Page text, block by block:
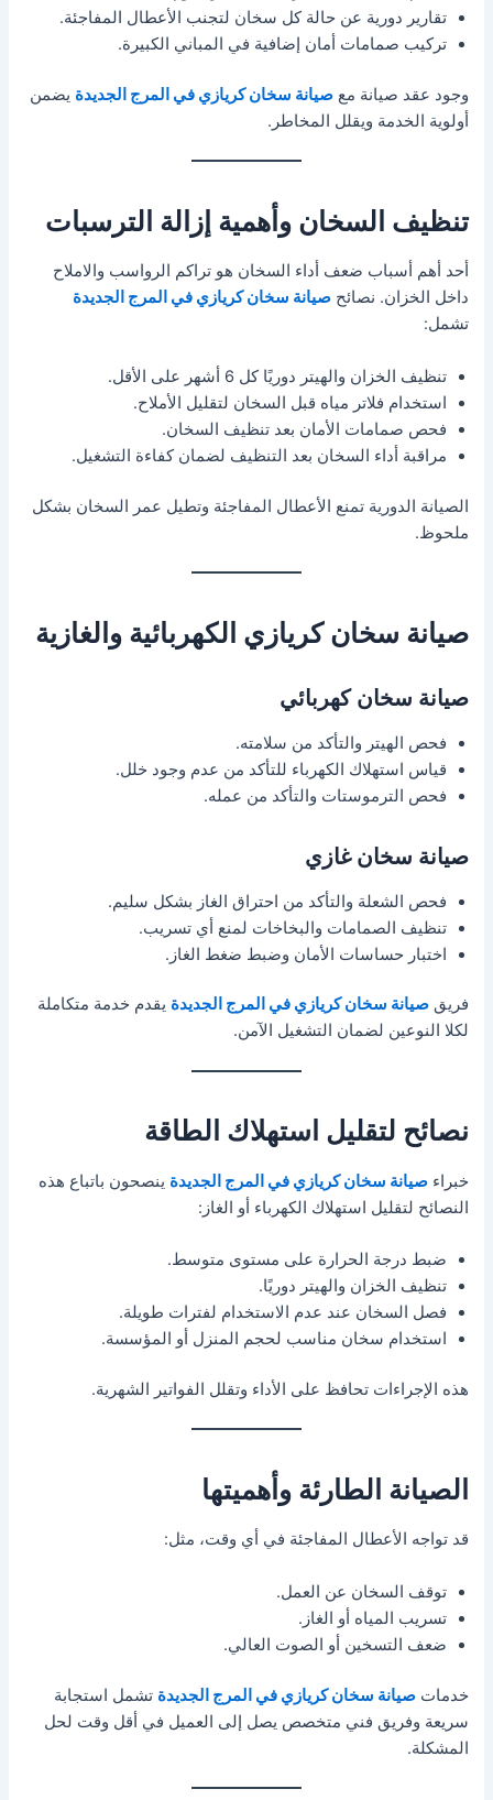
تقارير دورية عن حالة كل سخان لتجنب الأعطال المفاجئة.
تركيب صمامات أمان إضافية في المباني الكبيرة.
وجود عقد صيانة معصيانة سخان كريازي في المرج الجديدة يضمن
أولوية الخدمة ويقلل المخاطر.
تنظيف السخان وأهمية إزالة الترسبات
أحد أهم أسباب ضعف أداء السخان هو تراكم الرواسب والاملاح
داخل الخزان. نصائحصيانة سخان كريازي في المرج الجديدة
تشمل:
تنظيف الخزان والهيتر دوريًا كل 6 أشهر على الأقل.
استخدام فلاتر مياه قبل السخان لتقليل الأملاح.
فحص صمامات الأمان بعد تنظيف السخان.
مراقبة أداء السخان بعد التنظيف لضمان كفاءة التشغيل.
الصيانة الدورية تمنع الأعطال المفاجئة وتطيل عمر السخان بشكل
ملحوظ.
صيانة سخان كريازي الكهربائية والغازية
صيانة سخان كهربائي
فحص الهيتر والتأكد من سلامته.
قياس استهلاك الكهرباء للتأكد من عدم وجود خلل.
فحص الترموستات والتأكد من عمله.
صيانة سخان غازي
فحص الشعلة والتأكد من احتراق الغاز بشكل سليم.
تنظيف الصمامات والبخاخات لمنع أي تسريب.
اختبار حساسات الأمان وضبط ضغط الغاز.
فريقصيانة سخان كريازي في المرج الجديدة يقدم خدمة متكاملة
لكلا النوعين لضمان التشغيل الآمن.
نصائح لتقليل استهلاك الطاقة
خبراءصيانة سخان كريازي في المرج الجديدة ينصحون باتباع هذه
النصائح لتقليل استهلاك الكهرباء أو الغاز:
ضبط درجة الحرارة على مستوى متوسط.
تنظيف الخزان والهيتر دوريًا.
فصل السخان عند عدم الاستخدام لفترات طويلة.
استخدام سخان مناسب لحجم المنزل أو المؤسسة.
هذه الإجراءات تحافظ على الأداء وتقلل الفواتير الشهرية.
الصيانة الطارئة وأهميتها
قد تواجه الأعطال المفاجئة في أي وقت، مثل:
توقف السخان عن العمل.
تسريب المياه أو الغاز.
ضعف التسخين أو الصوت العالي.
خدماتصيانة سخان كريازي في المرج الجديدة تشمل استجابة
سريعة وفريق فني متخصص يصل إلى العميل في أقل وقت لحل
المشكلة.